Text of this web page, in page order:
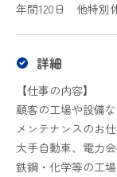
年間120日 他特別
詳細
【仕事の内容】
顧客の工場や設備
メンテナンスのお仕
大手自動車、電力
鉄鋼・化学等の工